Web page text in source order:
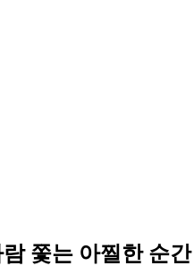
쫓는 아찔한 순간